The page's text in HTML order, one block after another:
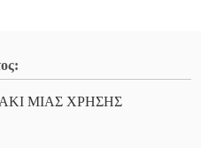
ΜΙΑΣ ΧΡΗΣΗΣ